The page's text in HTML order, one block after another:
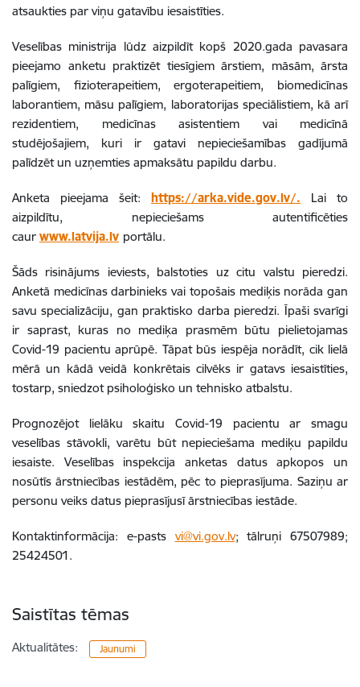
atsaukties par viņu gatavību iesaistīties.
Veselības ministrija lūdz aizpildīt kopš 2020.gada pavasara
pieejamo anketu praktizēt tiesīgiem ārstiem, māsām, ārsta
palīgiem, fizioterapeitiem, ergoterapeitiem, biomedicīnas
laborantiem, māsu palīgiem, laboratorijas speciālistiem, kā arī
rezidentiem, medicīnas asistentiem vai medicīnā
studējošajiem, kuri ir gatavi nepieciešamības gadījumā
palīdzēt un uzņemties apmaksātu papildu darbu.
Anketa pieejama šeit: https://arka.vide.gov.lv/. Lai to
aizpildītu, nepieciešams autentificēties
caur www.latvija.lv portālu.
Šāds risinājums ieviests, balstoties uz citu valstu pieredzi.
Anketā medicīnas darbinieks vai topošais mediķis norāda gan
savu specializāciju, gan praktisko darba pieredzi. Īpaši svarīgi
ir saprast, kuras no mediķa prasmēm būtu pielietojamas
Covid-19 pacientu aprūpē. Tāpat būs iespēja norādīt, cik lielā
mērā un kādā veidā konkrētais cilvēks ir gatavs iesaistīties,
tostarp, sniedzot psiholoģisko un tehnisko atbalstu.
Prognozējot lielāku skaitu Covid-19 pacientu ar smagu
veselības stāvokli, varētu būt nepieciešama mediķu papildu
iesaiste. Veselības inspekcija anketas datus apkopos un
nosūtīs ārstniecības iestādēm, pēc to pieprasījuma. Saziņu ar
personu veiks datus pieprasījusī ārstniecības iestāde.
Kontaktinformācija: e-pasts vi@vi.gov.lv; tālruņi 67507989;
25424501.
Saistītas tēmas
Aktualitātes: Jaunumi